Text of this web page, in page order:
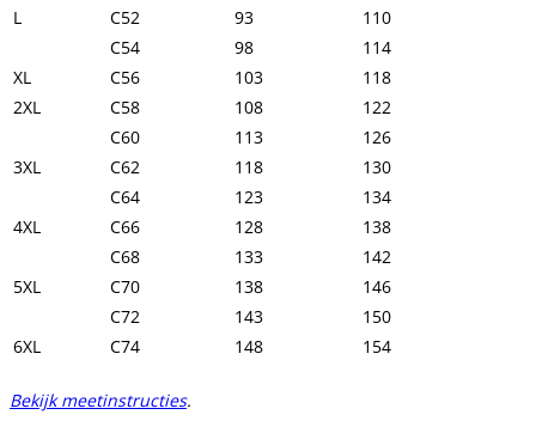
L
C52 93
110
C54
98
114
XL
C56 103
118
2XL
C58 108
122
C60
113
126
3XL
C62 118
130
C64
123
134
4XL
C66 128
138
C68
133
142
5XL
C70 138
146
C72
143
150
6XL
C74 148 154
Bekijk meetinstructies.